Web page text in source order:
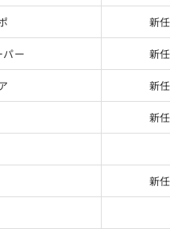
新任
ー 新任
新任
新任
新任